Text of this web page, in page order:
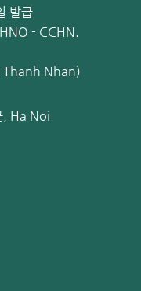
발급
- CCHN.
Thanh Nhan)
, Ha Noi